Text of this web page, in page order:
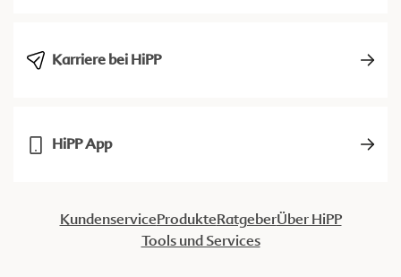
Karriere bei HiPP
HiPP App
KundenserviceProdukteRatgeberÜber HiPP
Tools und Services